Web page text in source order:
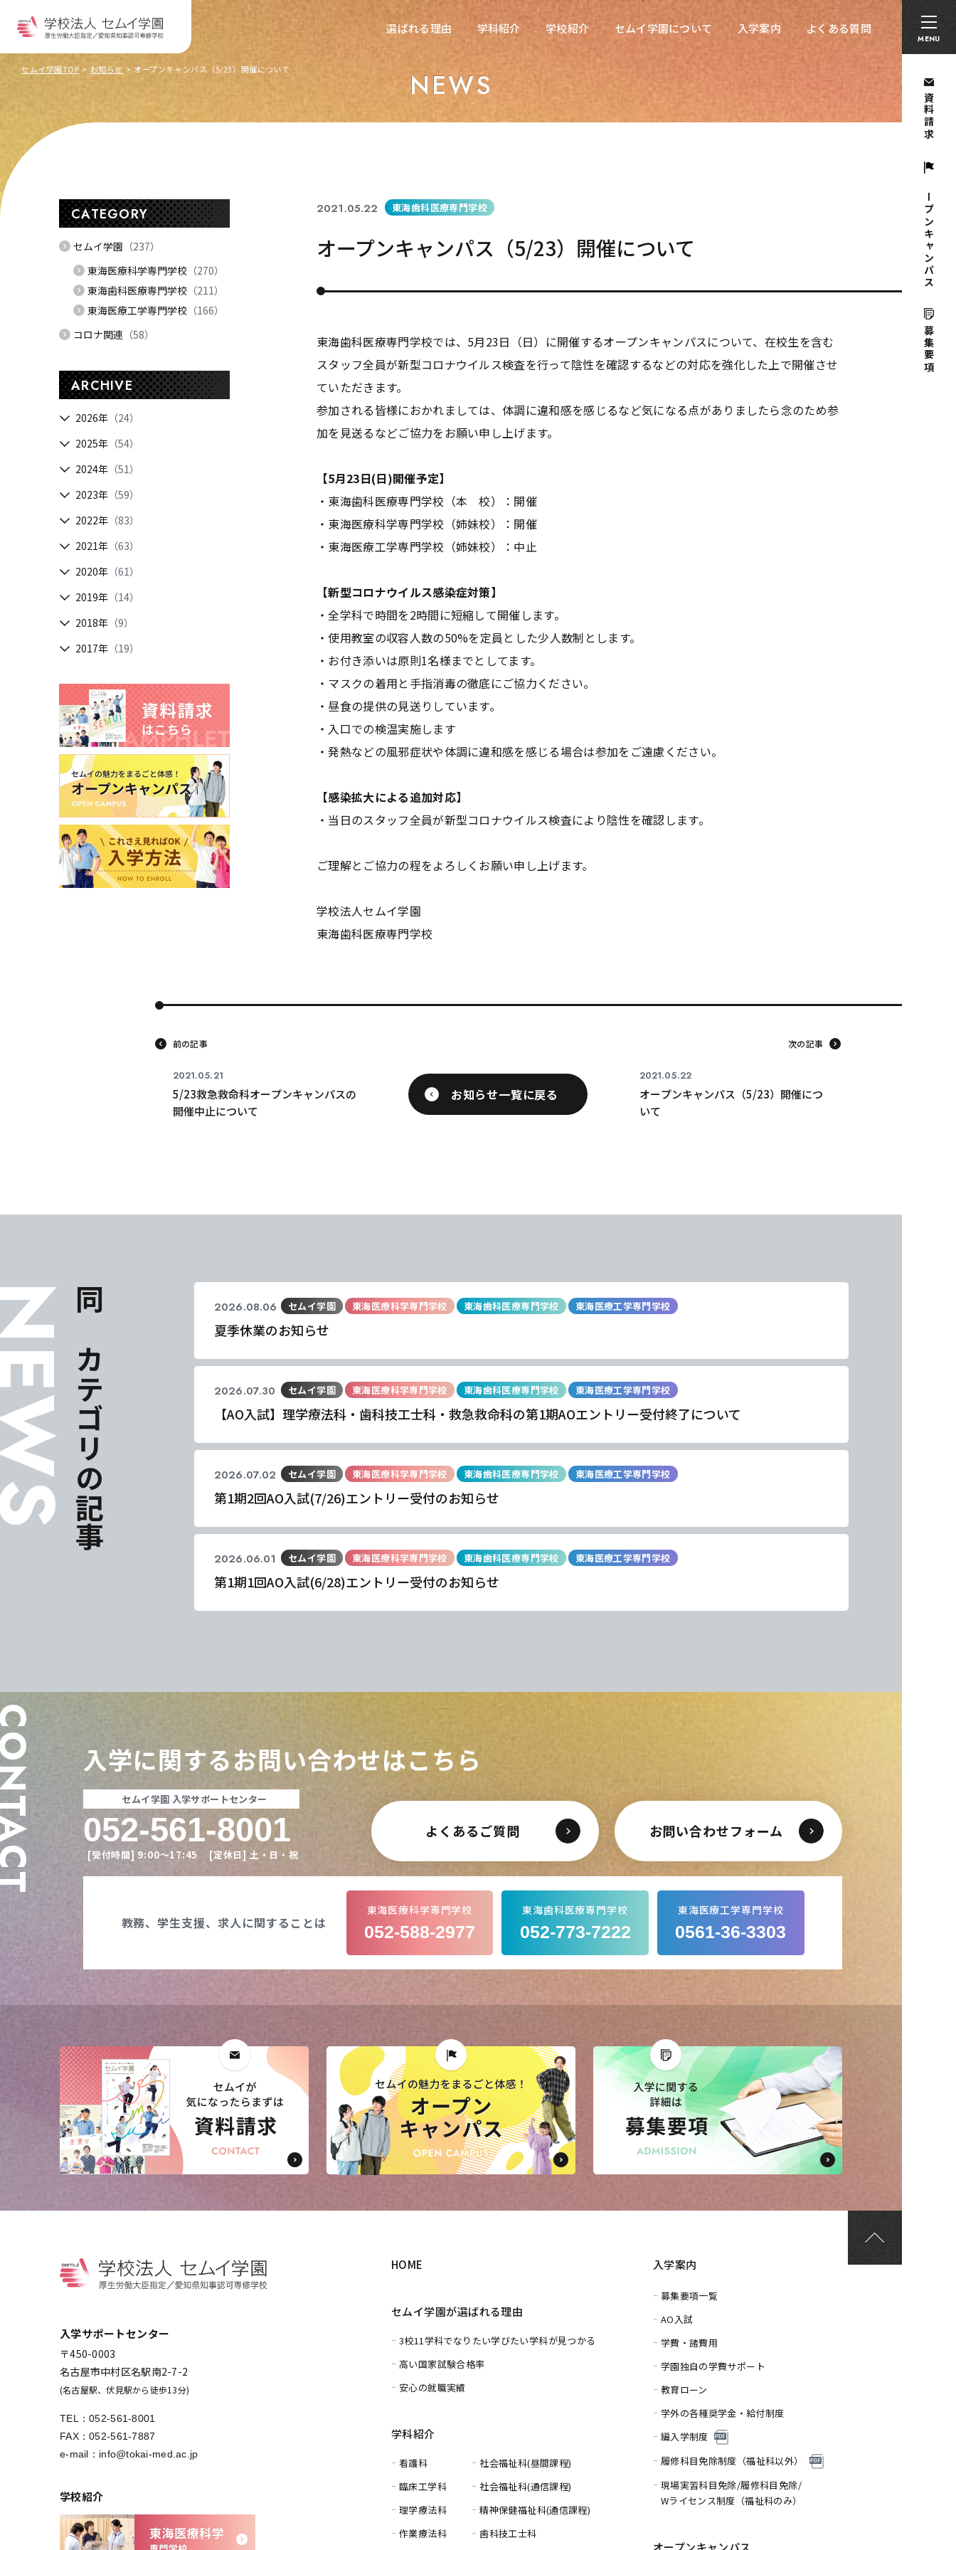
MENU
選ばれる理由 学科紹介 学校紹介
東海医療科学専門学校
東海歯科医療専門学校
セムイ学園について 入学案内 よくある質問
資料請求
オープンキャンパス
募集要項
在校生の方へ 採用担当者の方へ 留学生の方へ
選ばれる理由 学科紹介 学校紹介
東海医療科学専門学校
東海歯科医療専門学校
東海医療工学専門学校
セムイ学園について 入学案内 よくある質問
セムイ学園TOP お知らせ オープンキャンパス（5/23）開催について NEWS
2021.05.22 東海歯科医療専門学校
オープンキャンパス（5/23）開催について
東海歯科医療専門学校では、5月23日（日）に開催するオープンキャンパスについて、在校生を含む
スタッフ全員が新型コロナウイルス検査を行って陰性を確認するなどの対応を強化した上で開催させ
ていただきます。
参加される皆様におかれましては、体調に違和感を感じるなど気になる点がありましたら念のため参
加を見送るなどご協力をお願い申し上げます。
【5月23日(日)開催予定】
・東海歯科医療専門学校（本 校）：開催
・東海医療科学専門学校（姉妹校）：開催
・東海医療工学専門学校（姉妹校）： 中止
【新型コロナウイルス感染症対策】
・全学科で時間を2時間に短縮して開催します。
・使用教室の収容人数の50%を定員とした少人数制とします。
・お付き添いは原則1名様までとしてます。
・マスクの着用と手指消毒の徹底にご協力ください。
・昼食の提供の見送りしています。
・入口での検温実施します
・発熱などの風邪症状や体調に違和感を感じる場合は参加をご遠慮ください。
【感染拡大による追加対応】
・当日のスタッフ全員が新型コロナウイルス検査により陰性を確認します。
ご理解とご協力の程をよろしくお願い申し上げます。
学校法人セムイ学園
東海歯科医療専門学校
CATEGORY
セムイ学園 （237）
東海医療科学専門学校 （270）
東海歯科医療専門学校 （211）
東海医療工学専門学校 （166）
コロナ関連 （58）
ARCHIVE
2026年 （24）
2025年 （54）
2024年 （51）
2023年 （59）
2022年 （83）
2021年 （63）
2020年 （61）
2019年 （14）
2018年 （9）
2017年 （19）
前の記事
2021.05.21
5/23救急救命科オープンキャンパスの
開催中止について
次の記事
2021.05.22
オープンキャンパス（5/23）開催につ
いて
お知らせ一覧に戻る
同じカテゴリの記事 2026.08.06 セムイ学園 東海医療科学専門学校 東海歯科医療専門学校 東海医療工学専門学校
夏季休業のお知らせ
2026.07.30 セムイ学園 東海医療科学専門学校 東海歯科医療専門学校 東海医療工学専門学校
【AO入試】理学療法科・歯科技工士科・救急救命科の第1期AOエントリー受付終了について
2026.07.02 セムイ学園 東海医療科学専門学校 東海歯科医療専門学校 東海医療工学専門学校
第1期2回AO入試(7/26)エントリー受付のお知らせ
2026.06.01 セムイ学園 東海医療科学専門学校 東海歯科医療専門学校 東海医療工学専門学校
第1期1回AO入試(6/28)エントリー受付のお知らせ
入学に関するお問い合わせはこちら
セムイ学園 入学サポートセンター
052-561-8001
[受付時間] 9:00〜17:45 [定休日] 土・日・祝
よくあるご質問 お問い合わせフォーム
教務、学生支援、求人に関することは
東海医療科学専門学校
052-588-2977
東海歯科医療専門学校
052-773-7222
東海医療工学専門学校
0561-36-3303
入学サポートセンター
〒450-0003
名古屋市中村区名駅南2-7-2
(名古屋駅、伏見駅から徒歩13分)
TEL：052-561-8001
FAX：052-561-7887
e-mail： info@tokai-med.ac.jp
学校紹介
HOME
セムイ学園が選ばれる理由
3校11学科でなりたい学びたい学科が見つかる
高い国家試験合格率
安心の就職実績
学科紹介
看護科
臨床工学科
理学療法科
作業療法科
社会福祉科(昼間課程)
社会福祉科(通信課程)
精神保健福祉科(通信課程)
歯科技工士科
入学案内
募集要項一覧
AO入試
学費・諸費用
学園独自の学費サポート
教育ローン
学外の各種奨学金・給付制度
編入学制度
履修科目免除制度（福祉科以外）
現場実習科目免除/履修科目免除/
Wライセンス制度（福祉科のみ）
オープンキャンパス
東海医療科学
専門学校
東海歯科医療
専門学校
東海医療工学
専門学校
東海医療科学
専門学校
東海歯科医療
専門学校
東海医療工学
専門学校
東海医療科学
専門学校
東海歯科医療
専門学校
東海医療工学
専門学校
東海医療科学
専門学校
東海歯科医療
専門学校
東海医療工学
専門学校